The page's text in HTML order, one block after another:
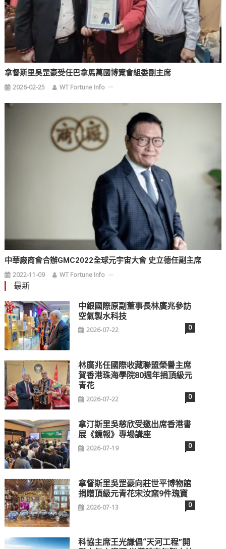
拿督斯里吳罡豪受任巴拿馬萬國博覽會組委副主席
2026-02-25 WT Fortune Info
中華廠商會合辦GMC2022全球元宇宙大會 史立德任副主席
2022-11-09 WT Fortune Info
最新
中銀國際原副董事長林廣兆參訪
空氣製水科技
2026-07-22 0
林廣兆任國際收藏聯盟榮譽主席
賀香港珠海學院80週年捐頂級元
青花
2026-07-22 0
拿汀斯里吳慈欣受邀出席香港書
展《鏡報》專場講座
2026-07-19 0
拿督斯里吳罡豪向莊世平博物館
捐贈頂級元青花宋汝窯9件瑰寶
2026-07-13 0
科協主席王光謙倡“天河工程”開